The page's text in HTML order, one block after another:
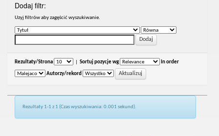
Dodaj filtr:
Uzyj filtrów aby zagęścić wyszukiwanie.
Rezultaty/Strona Sortuj pozycje wg In order
Autorzy/rekord
Rezultaty 1-1 z 1 (Czas wyszukiwania: 0.001 sekund).